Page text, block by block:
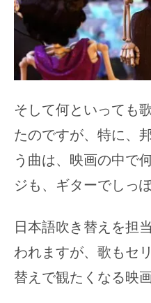
そして何といっても
たのですが、特に、
う曲は、映画の中で
ジも、ギターでしっ
日本語吹き替えを担
われますが、歌もセ
替えで観たくなる映